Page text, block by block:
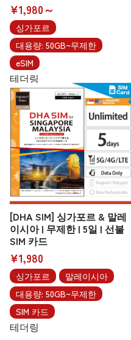
¥1,980～
싱가포르
대용량: 50GB~무제한
eSIM
테더링
[DHA SIM] 싱가포르 & 말레
이시아 | 무제한 | 5일 | 선불
SIM 카드
¥1,980
싱가포르
말레이시아
대용량: 50GB~무제한
SIM 카드
테더링